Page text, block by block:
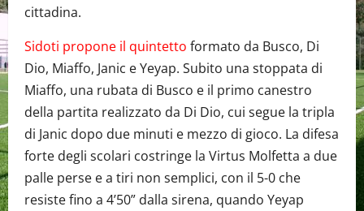
cittadina.
Sidoti propone il quintetto formato da Busco, Di
Dio, Miaffo, Janic e Yeyap. Subito una stoppata di
Miaffo, una rubata di Busco e il primo canestro
della partita realizzato da Di Dio, cui segue la tripla
di Janic dopo due minuti e mezzo di gioco. La difesa
forte degli scolari costringe la Virtus Molfetta a due
palle perse e a tiri non semplici, con il 5-0 che
resiste fino a 4’50” dalla sirena, quando Yeyap